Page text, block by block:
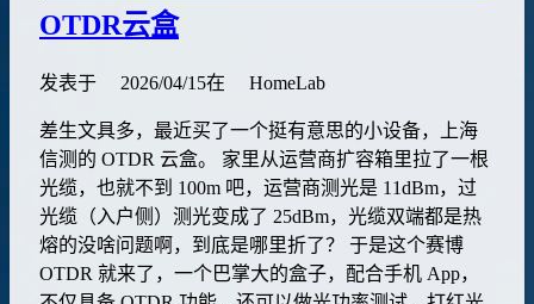
OTDR云盒
发表于 2026/04/15在 HomeLab
差生文具多，最近买了一个挺有意思的小设备，上海
信测的 OTDR 云盒。 家里从运营商扩容箱里拉了一根
光缆，也就不到 100m 吧，运营商测光是 11dBm，过
光缆（入户侧）测光变成了 25dBm，光缆双端都是热
熔的没啥问题啊，到底是哪里折了？ 于是这个赛博
OTDR 就来了，一个巴掌大的盒子，配合手机 App，